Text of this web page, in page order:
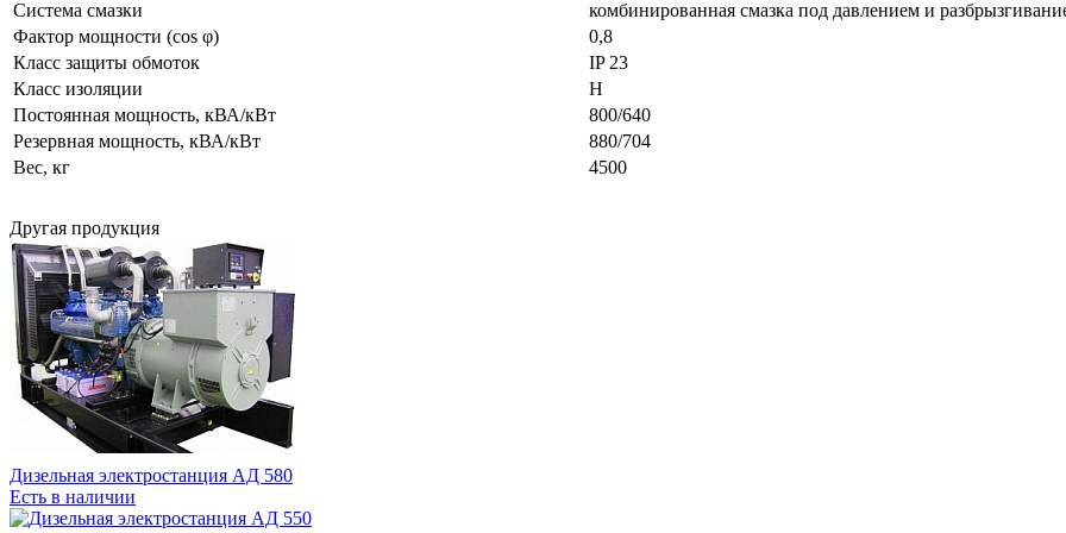
Система смазки
комбинированная смазка под давлением и
Фактор мощности (cos φ)
0,8
Класс защиты обмоток
IP 23
Класс изоляции
H
Постоянная мощность, кВА/кВт
800/640
Резервная мощность, кВА/кВт
880/704
Вес, кг
4500
Другая продукция
Дизельная электростанция АД 580
Есть в наличии